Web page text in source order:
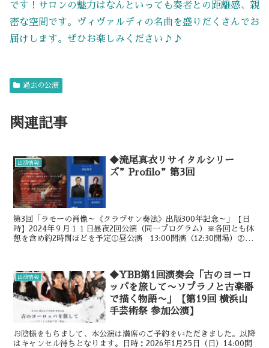
です！サロンの魅力はなんといっても奏者との距離感、親
密な空間です。ヴィヴァルディの名曲を盛りだくさんでお
届けします。ぜひお楽しみください♪♪
過去の公演
関連記事
出演情報
◆流尾真衣リサイタルシリー
ズ”Profilo”第3回
第3回「ラモーの肖像～《クラヴサン奏法》出版300年記念～」【日
時】2024年９月１１日昼夜2回公演（同一プログラム）※各回とも休
憩を含め約2時間ほどを予定①昼公演 13:00開演（12:30開場）②夜
出演情報
◆YBB第1回演奏会「古のヨーロ
ッパを旅して〜ソプラノと古楽器
で描く物語〜」【第19回 横浜山
手芸術祭 参加公演】
お陰様をもちまして、本公演は満席のご予約をいただきました。以降
はキャンセル待ちとなります。日時：2026年1月25日（日）14:00開